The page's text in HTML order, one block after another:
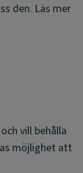
den. Läs mer
vill behålla
möjlighet att